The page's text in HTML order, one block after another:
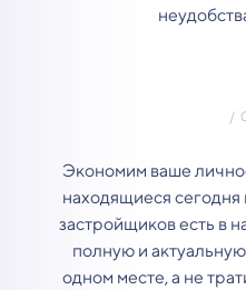
Экономим ваше
находящиеся
застройщиков есть в
полную и
одном месте, а не